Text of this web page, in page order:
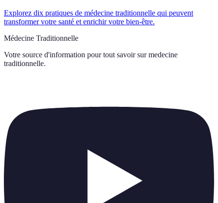
Explorez dix pratiques de médecine traditionnelle qui peuvent
transformer votre santé et enrichir votre bien-être.
Médecine Traditionnelle
Votre source d'information pour tout savoir sur medecine
traditionnelle.